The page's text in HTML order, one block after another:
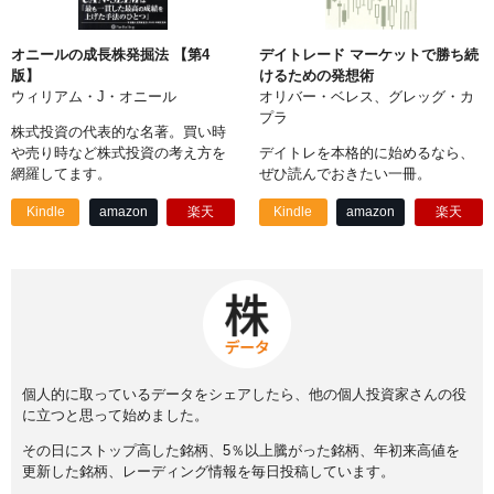
オニールの成長株発掘法 【第4
版】
ウィリアム・J・オニール
株式投資の代表的な名著。買い時
や売り時など株式投資の考え方を
網羅してます。
Kindle amazon 楽天
デイトレード マーケットで勝ち続
けるための発想術
オリバー・ベレス、グレッグ・カ
プラ
デイトレを本格的に始めるなら、
ぜひ読んでおきたい一冊。
Kindle amazon 楽天
個人的に取っているデータをシェアしたら、他の個人投資家さんの役
に立つと思って始めました。
その日にストップ高した銘柄、5％以上騰がった銘柄、年初来高値を
更新した銘柄、レーディング情報を毎日投稿しています。